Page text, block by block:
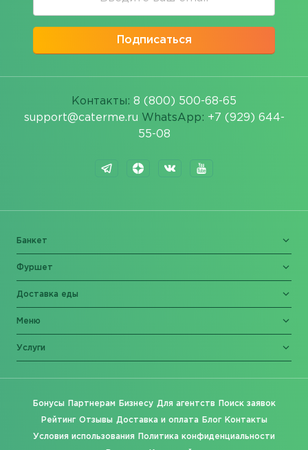
Подписаться
Контакты: 8 (800) 500-68-65
support@caterme.ru WhatsApp: +7 (929) 644-
55-08
Банкет
Фуршет
Доставка еды
Меню
Услуги
Бонусы Партнерам Бизнесу Для агентств Поиск заявок
Рейтинг Отзывы Доставка и оплата Блог Контакты
Условия использования Политика конфиденциальности